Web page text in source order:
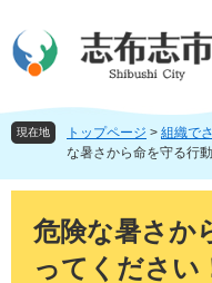
ジ
頭
ュ
飛現在地 トップページ > 組織で
な暑さから命を守る行
危険な暑さか
ってください